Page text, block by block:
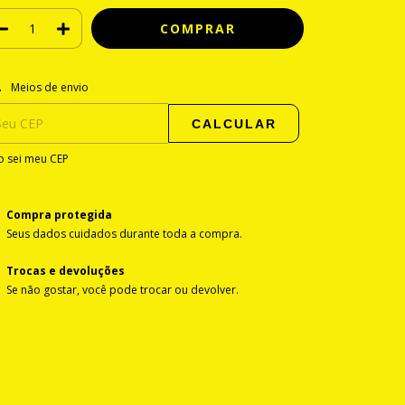
para o CEP:
Meios de envio
CALCULAR
sei meu CEP
Compra protegida
Seus dados cuidados durante toda a compra.
Trocas e devoluções
Se não gostar, você pode trocar ou devolver.